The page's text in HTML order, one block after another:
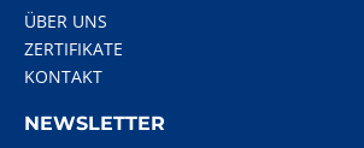
ÜBER UNS
ZERTIFIKATE
KONTAKT
NEWSLETTER